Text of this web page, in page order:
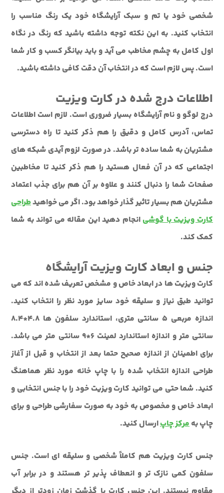
شخصی خود یا تم و سبک آرایشگاه خود یک رنگ مناسب را
انتخاب کنید. به این نکته توجه داشته باشید که رنگ در نگاه
اول کامل به چشم مخاطب می آید و باید بیانگر کسب و کار شما
است. پس لازم است که در انتخاب آن دقت کافی داشته باشید.
اطلاعات درج شده در کارت ویزیت
درج لوگو و نام آرایشگاه بسیار ضروری است. لازم است اطلاعات
تماس، آدرس کامل و دقیق را هم ذکر کنید تا راه دسترسی
مشتریان به شما ساده تر باشد. در صورت لزوم آیدی شبکه های
اجتماعی که در آن فعال هستید را هم ذکر کنید تا مخاطبین
صفحات شما را دنبال کنند و علاوه بر آن هم برای جذب اعتماد
مشتریان هم بسیار تاثیر گذار خواهد بود. اگر می خواهیدطراحی
کارت ویزیت با گوشی انجام دهید این مقاله می تواند به شما
کمک کند.
جنس و ابعاد کارت ویزیت آرایشگاه
کارت ویزیت ها در ابعاد خاص و مشخص تعریف شده اند که می
توانید طبق نیاز و سلیقه خود سایز مورد نظر را انتخاب کنید.
اندازه مربعی 5 سانتی متری، استاندارد سلفون ها 4.8*8.4
سانتی متر و اندازه استاندارد لمینت 6*9 سانتی متر می باشد.
برای اطمینان از اندازه صحیح حتما بعد از انتخاب و قبل از آغاز
طراحی اندازه انتخاب شده را با چاپ خانه مورد نظر هماهنگ
کنید. شما حتی می توانید کارت ویزیت خود را با جنس انتخابی و
ابعاد خاص و مخصوص به خود به صورت سفارشی طراحی و برای
چاپ بهمرکز چاپارسال کنید.
جنس کارت ویزیت هم کاملاً شخصی و سلیقه ای است. جنس
سلفون کمی نازک تر و انعطاف پذیر تر هستند و در برابر آب